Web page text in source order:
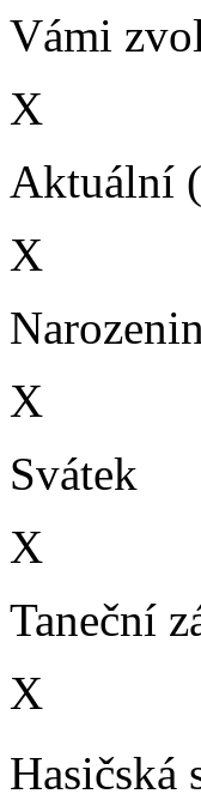
Vámi
X
Aktuální
X
X
Svátek
X
Taneční
X
Hasičská